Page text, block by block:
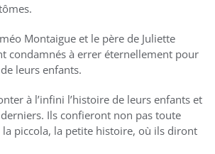
Montaigue et le père de Juliette
condamnés à errer éternellement pour
leurs enfants.
à l’infini l’histoire de leurs enfants et
Ils confieront non pas toute
la piccola, la petite histoire, où ils diront